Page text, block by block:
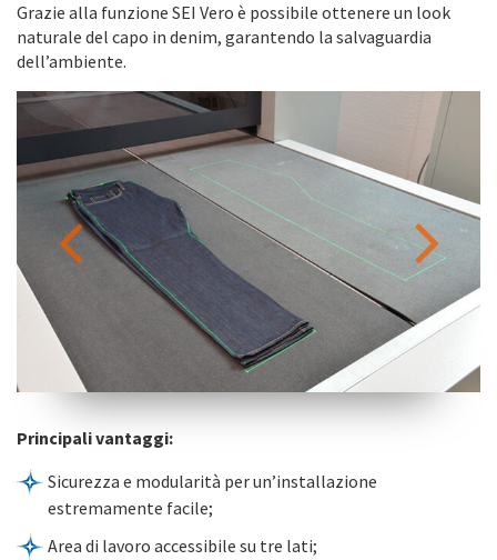
Grazie alla funzione SEI Vero è possibile ottenere un look
naturale del capo in denim, garantendo la salvaguardia
dell’ambiente.
Principali vantaggi:
Sicurezza e modularità per un’installazione
estremamente facile;
Area di lavoro accessibile su tre lati;